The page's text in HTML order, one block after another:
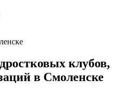
клубов,
в Смоленске